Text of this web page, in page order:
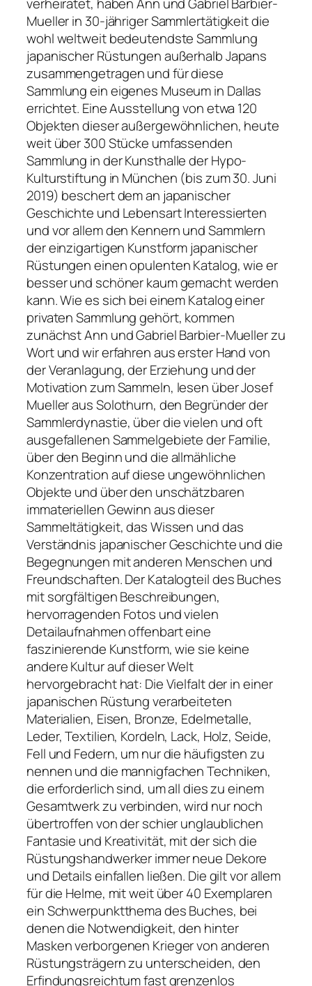
verheiratet, haben Ann und Gabriel Barbier-
Mueller in 30-jähriger Sammlertätigkeit die
wohl weltweit bedeutendste Sammlung
japanischer Rüstungen außerhalb Japans
zusammengetragen und für diese
Sammlung ein eigenes Museum in Dallas
errichtet. Eine Ausstellung von etwa 120
Objekten dieser außergewöhnlichen, heute
weit über 300 Stücke umfassenden
Sammlung in der Kunsthalle der Hypo-
Kulturstiftung in München (bis zum 30. Juni
2019) beschert dem an japanischer
Geschichte und Lebensart Interessierten
und vor allem den Kennern und Sammlern
der einzigartigen Kunstform japanischer
Rüstungen einen opulenten Katalog, wie er
besser und schöner kaum gemacht werden
kann. Wie es sich bei einem Katalog einer
privaten Sammlung gehört, kommen
zunächst Ann und Gabriel Barbier-Mueller zu
Wort und wir erfahren aus erster Hand von
der Veranlagung, der Erziehung und der
Motivation zum Sammeln, lesen über Josef
Mueller aus Solothurn, den Begründer der
Sammlerdynastie, über die vielen und oft
ausgefallenen Sammelgebiete der Familie,
über den Beginn und die allmähliche
Konzentration auf diese ungewöhnlichen
Objekte und über den unschätzbaren
immateriellen Gewinn aus dieser
Sammeltätigkeit, das Wissen und das
Verständnis japanischer Geschichte und die
Begegnungen mit anderen Menschen und
Freundschaften. Der Katalogteil des Buches
mit sorgfältigen Beschreibungen,
hervorragenden Fotos und vielen
Detailaufnahmen offenbart eine
faszinierende Kunstform, wie sie keine
andere Kultur auf dieser Welt
hervorgebracht hat: Die Vielfalt der in einer
japanischen Rüstung verarbeiteten
Materialien, Eisen, Bronze, Edelmetalle,
Leder, Textilien, Kordeln, Lack, Holz, Seide,
Fell und Federn, um nur die häufigsten zu
nennen und die mannigfachen Techniken,
die erforderlich sind, um all dies zu einem
Gesamtwerk zu verbinden, wird nur noch
übertroffen von der schier unglaublichen
Fantasie und Kreativität, mit der sich die
Rüstungshandwerker immer neue Dekore
und Details einfallen ließen. Die gilt vor allem
für die Helme, mit weit über 40 Exemplaren
ein Schwerpunktthema des Buches, bei
denen die Notwendigkeit, den hinter
Masken verborgenen Krieger von anderen
Rüstungsträgern zu unterscheiden, den
Erfindungsreichtum fast grenzenlos